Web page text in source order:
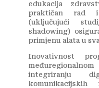
edukacija
praktičan rad i
(uključujući
shadowing)
primjenu alata u
Inovativnost
integriranju